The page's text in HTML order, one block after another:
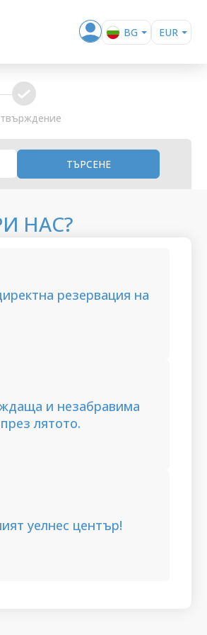
BG
EUR
confirm
ТЪРСЕНЕ
НАС?
резервация на
и незабравима
лятото.
уелнес център!